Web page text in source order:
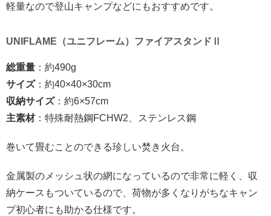
軽量なので登山キャンプなどにもおすすめです。
UNIFLAME（ユニフレーム）ファイアスタンドⅡ
総重量 ：約490g
サイズ：約40×40×30cm
収納サイズ：約6×57cm
主素材：特殊耐熱鋼FCHW2、ステンレス鋼
巻いて畳むことのできる珍しい焚き火台。
金属製のメッシュ状の網になっているので非常に軽く、収
納ケースもついているので、荷物が多くなりがちなキャン
プ初心者にも助かる仕様です。